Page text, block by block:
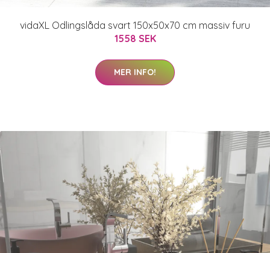
vidaXL Odlingslåda svart 150x50x70 cm massiv furu
1558 SEK
MER INFO!